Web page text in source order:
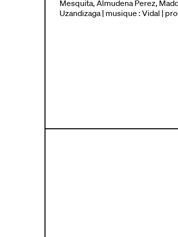
Mesquita, Almudena Perez,
Uzandizaga | musique : Vidal |